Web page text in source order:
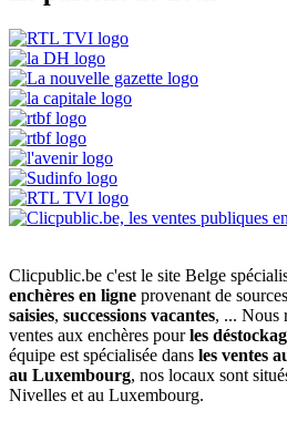
Clicpublic.be c'est le site Belge
enchères en ligne provenant de
saisies, successions vacantes, ... Nous
ventes aux enchères pourles
équipe est spécialisée dans les ventes
au Luxembourg, nos locaux sont
Nivelles et au Luxembourg.